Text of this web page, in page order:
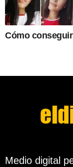
Cómo
Medio digital